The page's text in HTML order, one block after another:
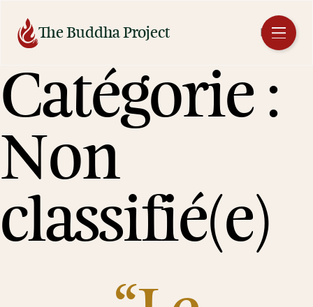
contenuThe Buddha Project FR
Catégorie :
Non
classifié(e)